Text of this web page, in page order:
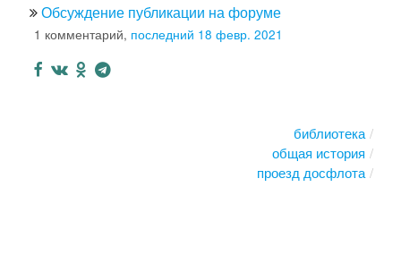
Обсуждение публикации на форуме
1 комментарий, последний 18 февр. 2021
библиотека
общая история
проезд досфлота